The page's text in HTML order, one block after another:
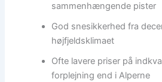
sammenhængende pister
God snesikkerhed fra
højfjeldsklimaet
Ofte lavere priser på
forplejning end i Alperne